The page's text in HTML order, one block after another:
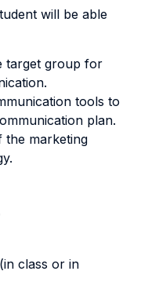
will be able
target group for
tools to
plan.
the marketing
class or in